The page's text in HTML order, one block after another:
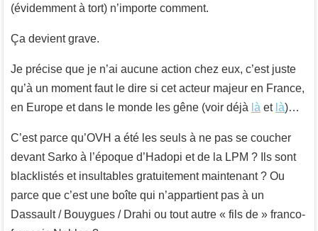
(évidemment à tort) n’importe comment.
Ça devient grave.
Je précise que je n’ai aucune action chez eux, c’est juste
qu’à un moment faut le dire si cet acteur majeur en France,
en Europe et dans le monde les gêne (voir déjà là et là)…
C’est parce qu’OVH a été les seuls à ne pas se coucher
devant Sarko à l’époque d’Hadopi et de la LPM ? Ils sont
blacklistés et insultables gratuitement maintenant ? Ou
parce que c’est une boîte qui n’appartient pas à un
Dassault / Bouygues / Drahi ou tout autre « fils de » franco-